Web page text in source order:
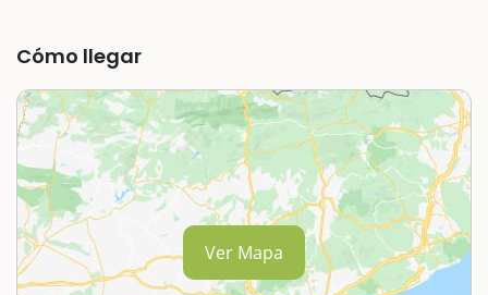
Cómo llegar
Ver Mapa